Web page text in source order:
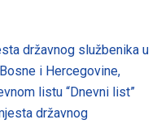
državnog službenika u
i Hercegovine,
listu “Dnevni list”
državnog